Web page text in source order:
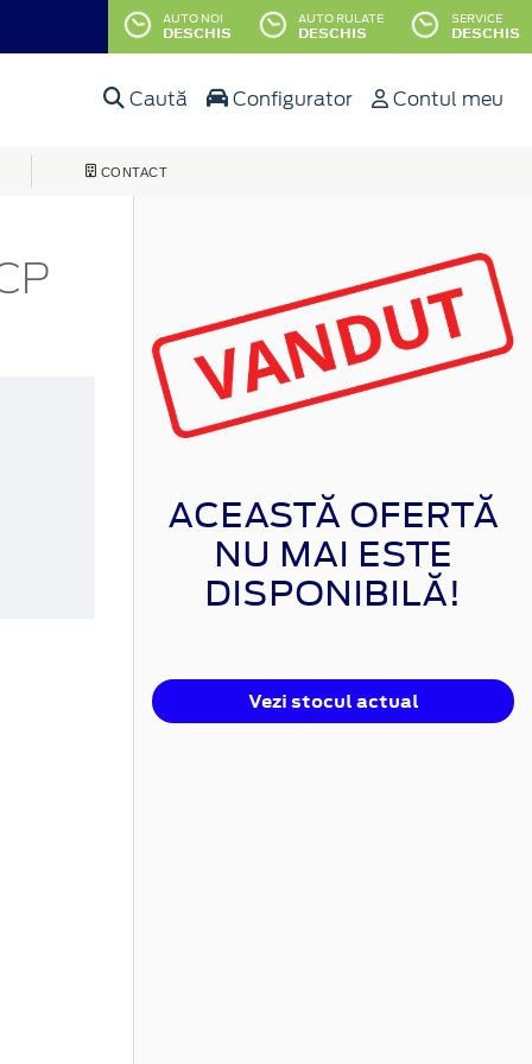
AUTO NOI
DESCHIS
AUTO RULATE
DESCHIS
SERVICE
DESCHIS
Caută Configurator Contul meu
CONTACT
ACEASTĂ OFERTĂ
NU MAI ESTE
DISPONIBILĂ!
Vezi stocul actual